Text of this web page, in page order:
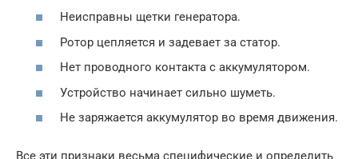
Неисправны щетки генератора.
Ротор цепляется и задевает за статор.
Нет проводного контакта с аккумулятором.
Устройство начинает сильно шуметь.
Не заряжается аккумулятор во время движения.
Все эти признаки весьма специфические и определить